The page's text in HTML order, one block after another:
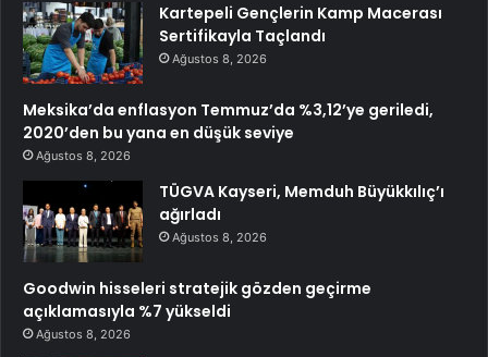
Kartepeli Gençlerin Kamp Macerası
Sertifikayla Taçlandı
Ağustos 8, 2026
Meksika’da enflasyon Temmuz’da %3,12’ye geriledi,
2020’den bu yana en düşük seviye
Ağustos 8, 2026
TÜGVA Kayseri, Memduh Büyükkılıç’ı
ağırladı
Ağustos 8, 2026
Goodwin hisseleri stratejik gözden geçirme
açıklamasıyla %7 yükseldi
Ağustos 8, 2026